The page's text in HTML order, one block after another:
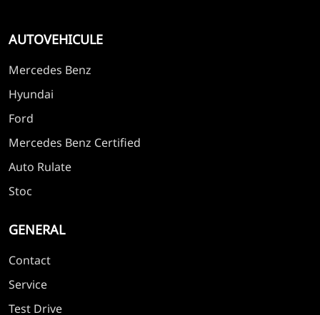
AUTOVEHICULE
Mercedes Benz
Hyundai
Ford
Mercedes Benz Certified
Auto Rulate
Stoc
GENERAL
Contact
Service
Test Drive